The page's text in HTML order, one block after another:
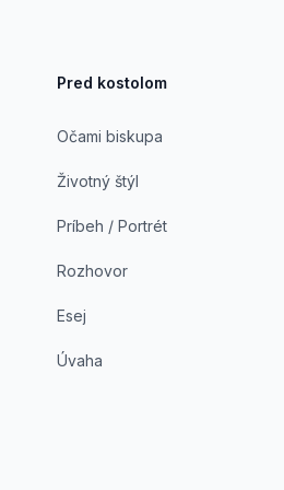
Pred kostolom
Očami biskupa
Životný štýl
Príbeh / Portrét
Rozhovor
Esej
Úvaha